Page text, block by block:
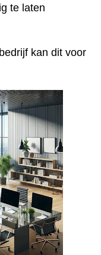
te laten
kan dit voor